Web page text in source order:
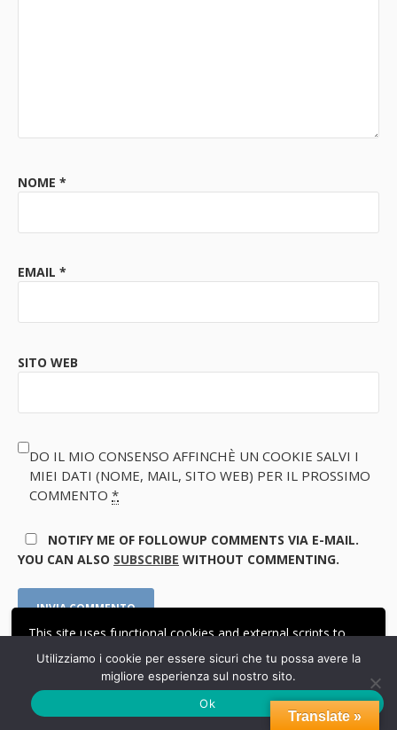
This site uses functional cookies and external scripts to
improve your experience.
LE MIE IMPOSTAZIONI
ACCETTA
NOME *
EMAIL *
SITO WEB
DO IL MIO CONSENSO AFFINCHÈ UN COOKIE SALVI I
MIEI DATI (NOME, MAIL, SITO WEB) PER IL PROSSIMO
COMMENTO *
NOTIFY ME OF FOLLOWUP COMMENTS VIA E-MAIL.
YOU CAN ALSO SUBSCRIBE WITHOUT COMMENTING.
Questo sito utilizza Akismet per ridurre lo spam. Scopri
come vengono elaborati i dati derivati dai commenti
Translate »
Utilizziamo i cookie per essere sicuri che tu possa avere la
migliore esperienza sul nostro sito.
Ok